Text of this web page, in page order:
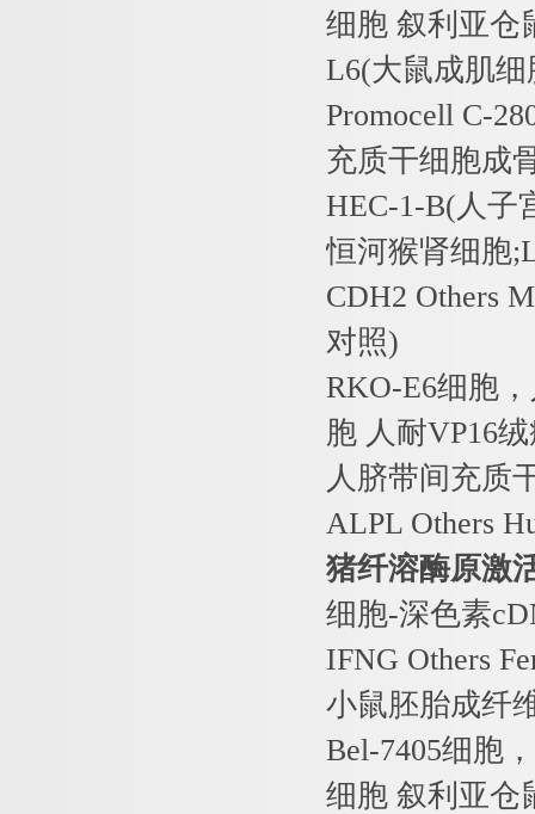
细胞 叙利亚仓
L6(大鼠成肌细
Promocell C-
充质干细胞成
HEC-1-B(人子
恒河猴肾细胞
CDH2 Others
对照)
RKO-E6细胞
胞 人耐VP16
人脐带间充质
ALPL Others
猪纤溶酶原激
细胞-深色素
IFNG Others
小鼠胚胎成纤
Bel-7405细胞
细胞 叙利亚仓